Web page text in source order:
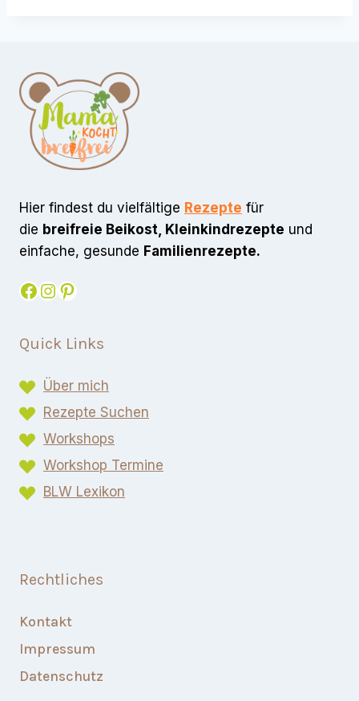
Hier findest du vielfältige Rezepte für
die breifreie Beikost, Kleinkindrezepte und
einfache, gesunde Familienrezepte.
Facebook
Instagram
Pinterest
Quick Links
Über mich
Rezepte Suchen
Workshops
Workshop Termine
BLW Lexikon​
Rechtliches
Kontakt
Impressum
Datenschutz